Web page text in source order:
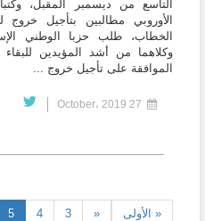
التاسع من ديسمبر المقبل،
الأوروبي مطالبين بتأجيل
الخطاب، طلب حزبا الوطني
وكلاهما من أشد المؤيدين
الموافقة على تأجيل خروج ...
« الأولى «
3
4
5
(current)